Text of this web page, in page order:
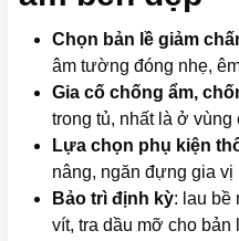
Chọn bản lề giảm
âm tường đóng nhẹ,
Gia cố chống ẩm,
trong tủ, nhất là ở vùng
Lựa chọn phụ kiện
nâng, ngăn đựng gia vị
Bảo trì định kỳ: lau bề
vít, tra dầu mỡ cho bản